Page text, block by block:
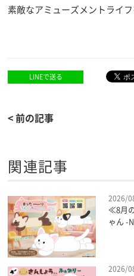
素敵なアミューズメントライ
LINEで送る
< 前の記事
関連記事
2026/
≪8月
ゃん -
2026/